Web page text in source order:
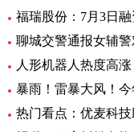
暴雨！雷暴大风！
热门看点：优麦科